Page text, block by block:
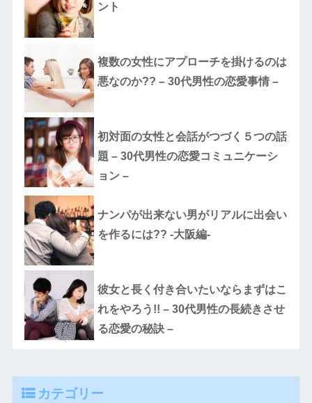
ント
複数の女性にアプローチを掛けるのは
悪なのか?? – 30代男性の恋愛事情 –
初対面の女性と会話がつづく５つの話
題 – 30代男性の恋愛コミュニケーシ
ョン –
ナンパが出来ない男がリアルに出会い
を作るには?? -大阪編-
彼女と長く付き合いたいならまずはこ
れをやろう!! – 30代男性の長続きさせ
る恋愛の秘訣 –
カテゴリー